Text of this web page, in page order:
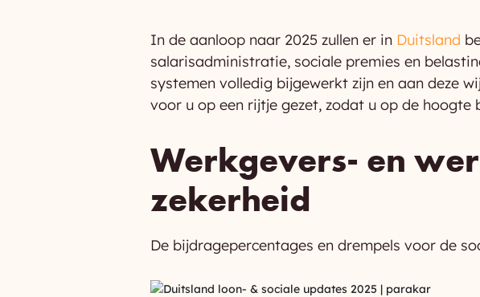
In de aanloop naar 2025 zullen er in Duitsland
salarisadministratie, sociale premies en
systemen volledig bijgewerkt zijn en aan deze
voor u op een rijtje gezet, zodat u op de
Werkgevers- en
zekerheid
De bijdragepercentages en drempels voor de